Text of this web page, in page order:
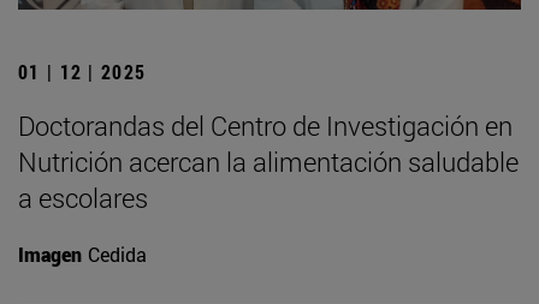
01 | 12 | 2025
Doctorandas del Centro de Investigación en
Nutrición acercan la alimentación saludable
a escolares
Imagen Cedida